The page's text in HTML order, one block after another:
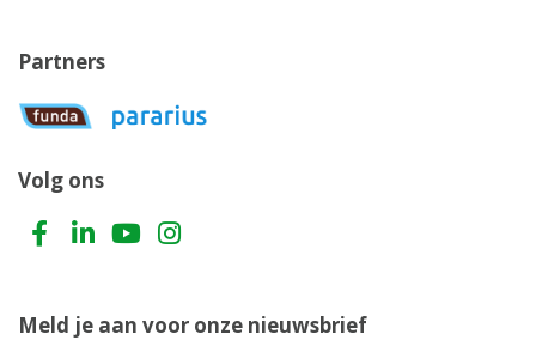
Partners
Volg ons
Meld je aan voor onze nieuwsbrief